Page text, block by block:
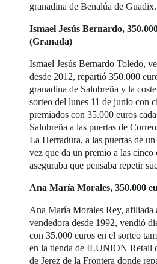
granadina de Benalúa de Guadix.
Ismael Jesús Bernardo,
(Granada)
Ismael Jesús Bernardo Toledo,
desde 2012, repartió 350.000
granadina de Salobreña y la
sorteo del lunes 11 de junio con
premiados con 35.000 euros
Salobreña a las puertas de
La Herradura, a las puertas de
vez que da un premio a las cinco
aseguraba que pensaba repetir
Ana María Morales, 350.000
Ana María Morales Rey,
vendedora desde 1992, vendió
con 35.000 euros en el sorteo
en la tienda de ILUNION Retail
de Jerez de la Frontera donde